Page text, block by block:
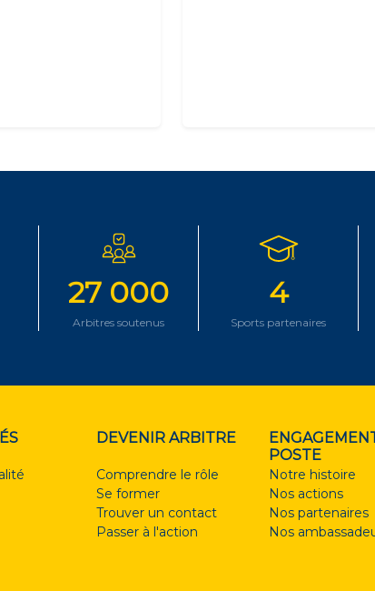
27 000
Arbitres soutenus
4
Sports partenaires
DEVENIR ARBITRE
Comprendre le rôle
Se former
Trouver un contact
Passer à l'action
POSTE
Notre histoire
Nos actions
Nos partenaires
Nos